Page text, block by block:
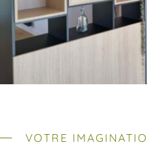
VOTRE